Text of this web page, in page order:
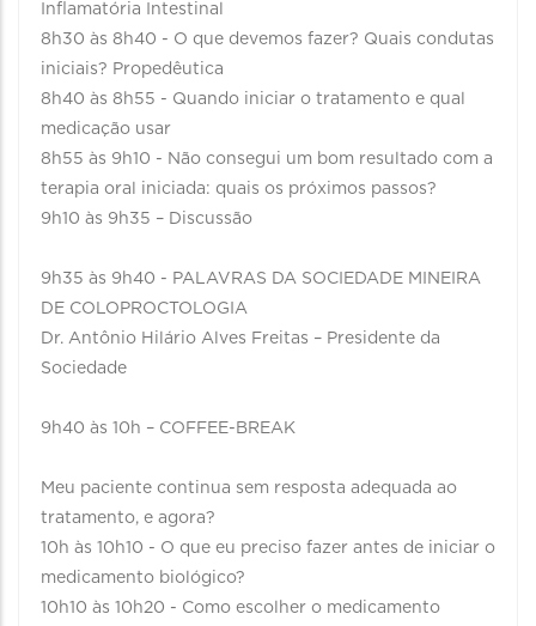
Inflamatória Intestinal
8h30 às 8h40 - O que devemos fazer? Quais condutas
iniciais? Propedêutica
8h40 às 8h55 - Quando iniciar o tratamento e qual
medicação usar
8h55 às 9h10 - Não consegui um bom resultado com a
terapia oral iniciada: quais os próximos passos?
9h10 às 9h35 – Discussão
9h35 às 9h40 - PALAVRAS DA SOCIEDADE MINEIRA
DE COLOPROCTOLOGIA
Dr. Antônio Hilário Alves Freitas – Presidente da
Sociedade
9h40 às 10h – COFFEE-BREAK
Meu paciente continua sem resposta adequada ao
tratamento, e agora?
10h às 10h10 - O que eu preciso fazer antes de iniciar o
medicamento biológico?
10h10 às 10h20 - Como escolher o medicamento